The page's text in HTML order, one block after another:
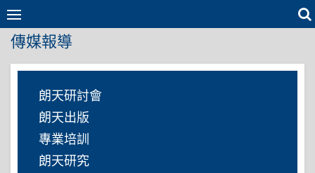
Skip
to
content
傳媒報導
朗天研討會
朗天出版
專業培訓
朗天研究